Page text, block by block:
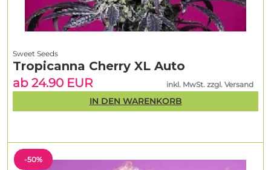
-50%
Sweet Seeds
Tropicanna Cherry XL Auto
ab 24.90 EUR
inkl. MwSt. zzgl. Versand
IN DEN WARENKORB